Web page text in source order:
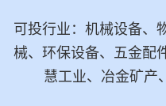
可投行业：机械设备、
械、环保设备、五金配
慧工业、冶金矿产